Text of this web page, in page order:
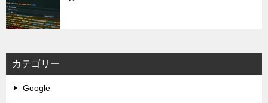
カテゴリー
Google